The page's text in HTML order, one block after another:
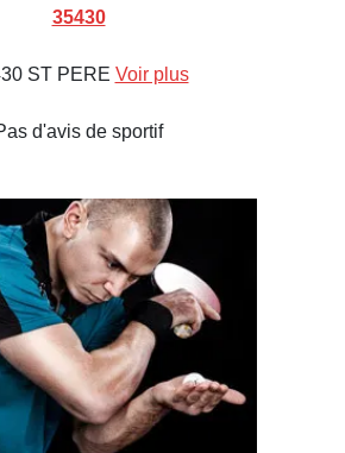
35430
ST PERE Voir plus
d'avis de sportif